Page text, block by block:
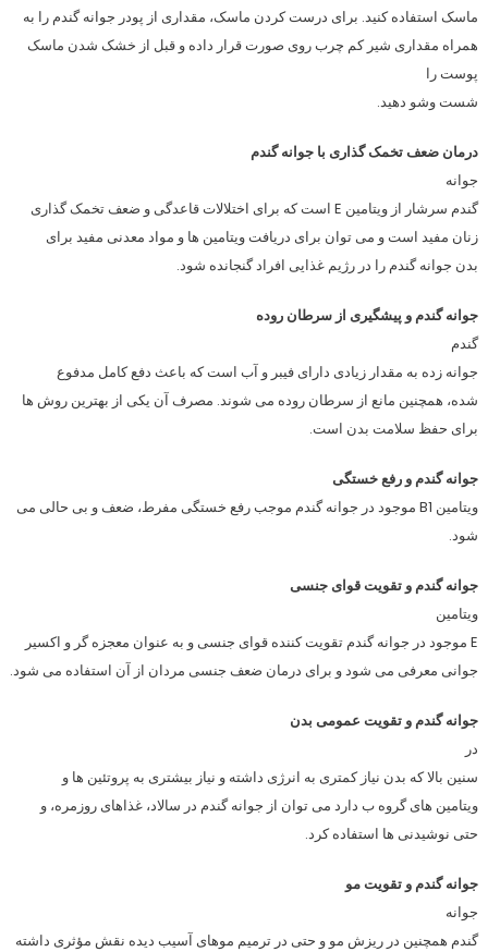
ماسک استفاده کنید. برای درست کردن ماسک، مقداری از پودر جوانه گندم را به
همراه مقداری شیر کم چرب روی صورت قرار داده و قبل از خشک شدن ماسک
پوست را
شست وشو دهید.
درمان ضعف تخمک گذاری با جوانه گندم
جوانه
گندم سرشار از ویتامین E است که برای اختلالات قاعدگی و ضعف تخمک گذاری
زنان مفید است و می توان برای دریافت ویتامین ها و مواد معدنی مفید برای
بدن جوانه گندم را در رژیم غذایی افراد گنجانده شود.
جوانه گندم و پیشگیری از سرطان روده
گندم
جوانه زده به مقدار زیادی دارای فیبر و آب است که باعث دفع کامل مدفوع
شده، همچنین مانع از سرطان روده می شوند. مصرف آن یکی از بهترین روش ها
برای حفظ سلامت بدن است.
جوانه گندم و رفع خستگی
ویتامین B1 موجود در جوانه گندم موجب رفع خستگی مفرط، ضعف و بی حالی می
شود.
جوانه گندم و تقویت قوای جنسی
ویتامین
E موجود در جوانه گندم تقویت کننده قوای جنسی و به عنوان معجزه گر و اکسیر
جوانی معرفی می شود و برای درمان ضعف جنسی مردان از آن استفاده می شود.
جوانه گندم و تقویت عمومی بدن
در
سنین بالا که بدن نیاز کمتری به انرژی داشته و نیاز بیشتری به پروتئین ها و
ویتامین های گروه ب دارد می توان از جوانه گندم در سالاد، غذاهای روزمره، و
حتی نوشیدنی ها استفاده کرد.
جوانه گندم و تقویت مو
جوانه
گندم همچنین در ریزش مو و حتی در ترمیم موهای آسیب دیده نقش مؤثری داشته